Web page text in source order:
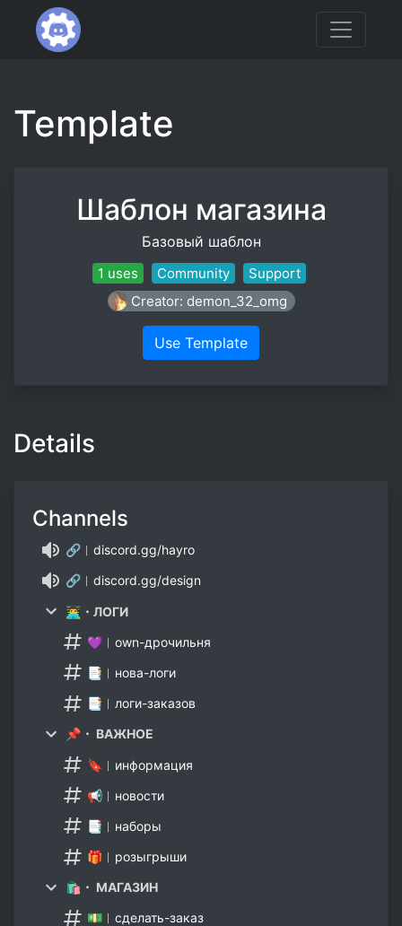
Template
Шаблон магазина
Базовый шаблон
1 uses Community
Support
Creator: demon_32_omg
Use Template
Details
Channels
🔗︱discord.gg/hayro
🔗︱discord.gg/design
👨‍💻・ЛОГИ
💜︱own-дрочильня
📑︱нова-логи
📑︱логи-заказов
📌・ ВАЖНОЕ
🔖︱информация
📢︱новости
📑︱наборы
🎁︱розыгрыши
🛍️・ МАГАЗИН
💵︱сделать-заказ